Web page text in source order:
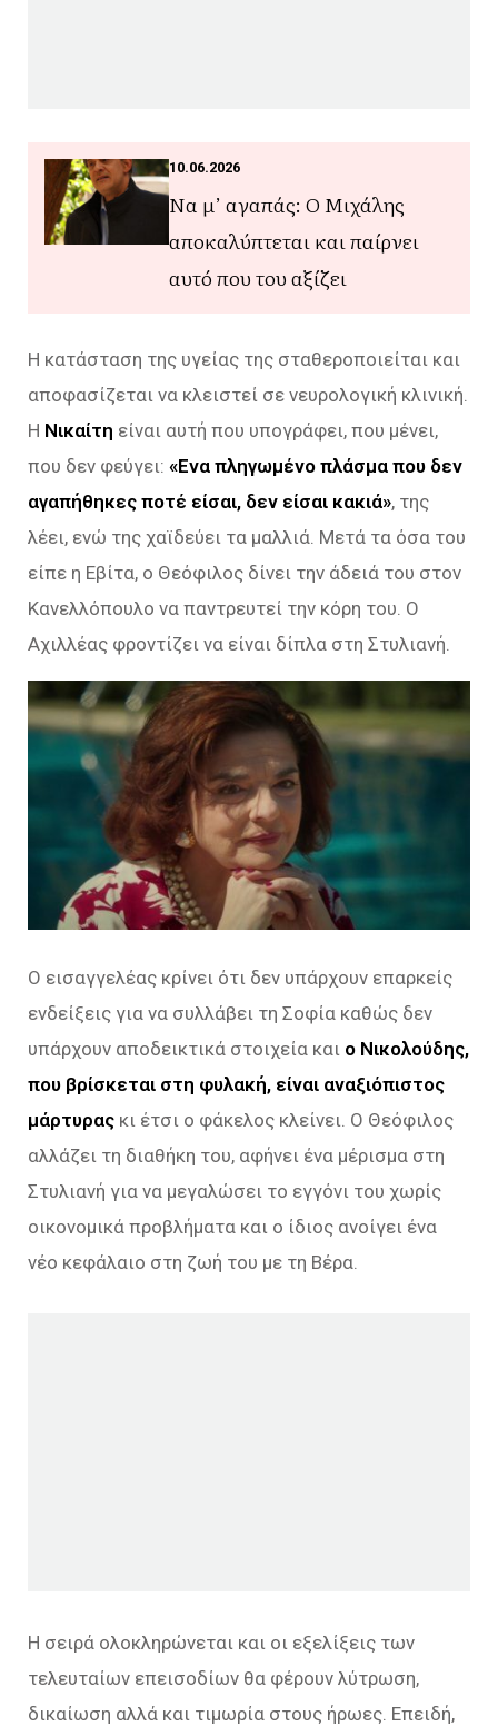
10.06.2026
Να μ’ αγαπάς: Ο Μιχάλης
αποκαλύπτεται και παίρνει
αυτό που του αξίζει
Η κατάσταση της υγείας της σταθεροποιείται και
αποφασίζεται να κλειστεί σε νευρολογική κλινική.
Η Νικαίτη είναι αυτή που υπογράφει, που μένει,
που δεν φεύγει: «Ενα πληγωμένο πλάσμα που δεν
αγαπήθηκες ποτέ είσαι, δεν είσαι κακιά», της
λέει, ενώ της χαϊδεύει τα μαλλιά. Μετά τα όσα του
είπε η Εβίτα, ο Θεόφιλος δίνει την άδειά του στον
Κανελλόπουλο να παντρευτεί την κόρη του. Ο
Αχιλλέας φροντίζει να είναι δίπλα στη Στυλιανή.
Ο εισαγγελέας κρίνει ότι δεν υπάρχουν επαρκείς
ενδείξεις για να συλλάβει τη Σοφία καθώς δεν
υπάρχουν αποδεικτικά στοιχεία και ο Νικολούδης,
που βρίσκεται στη φυλακή, είναι αναξιόπιστος
μάρτυρας κι έτσι ο φάκελος κλείνει. Ο Θεόφιλος
αλλάζει τη διαθήκη του, αφήνει ένα μέρισμα στη
Στυλιανή για να μεγαλώσει το εγγόνι του χωρίς
οικονομικά προβλήματα και ο ίδιος ανοίγει ένα
νέο κεφάλαιο στη ζωή του με τη Βέρα.
Η σειρά ολοκληρώνεται και οι εξελίξεις των
τελευταίων επεισοδίων θα φέρουν λύτρωση,
δικαίωση αλλά και τιμωρία στους ήρωες. Επειδή,